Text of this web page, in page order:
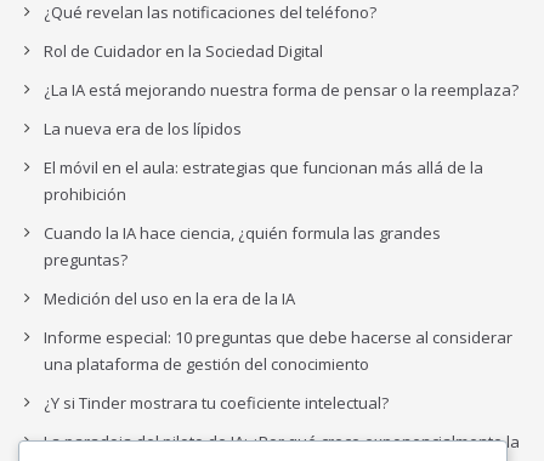
¿Qué revelan las notificaciones del teléfono?
Rol de Cuidador en la Sociedad Digital
¿La IA está mejorando nuestra forma de pensar o la reemplaza?
La nueva era de los lípidos
El móvil en el aula: estrategias que funcionan más allá de la
prohibición
Cuando la IA hace ciencia, ¿quién formula las grandes
preguntas?
Medición del uso en la era de la IA
Informe especial: 10 preguntas que debe hacerse al considerar
una plataforma de gestión del conocimiento
¿Y si Tinder mostrara tu coeficiente intelectual?
La paradoja del piloto de IA: ¿Por qué crece exponencialmente la